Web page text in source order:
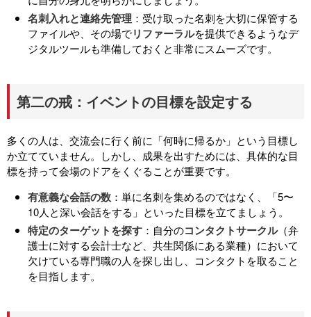
名刺入れと連絡先管理 ：受け取った名刺を大切に保管する
ファイルや、その場でリファーラルを提供できるようなデ
ジタルツールも準備しておくと非常にスムーズです。
第二の戒：イベントの目標を設定する
多くの人は、交流会に行く前に「何時に帰るか」という目標し
か立てていません。しかし、成果を出すためには、具体的な目
標を持って会場のドアをくぐることが重要です。
有意義な会話の数 ：単に名刺を集めるのではなく、「5〜
10人と深い会話をする」といった目標を立てましょう。
特定のターゲットを探す ：自分のコンタクトサークル（弁
護士に対する会計士など、共生関係にある業種）において
欠けている専門職の人を探し出し、コンタクトを取ること
を目指します。